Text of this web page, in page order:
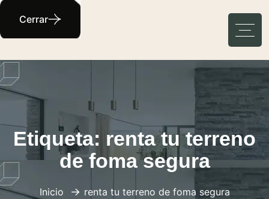
Cerrar
Etiqueta: renta tu terreno
de foma segura
Inicio renta tu terreno de foma segura